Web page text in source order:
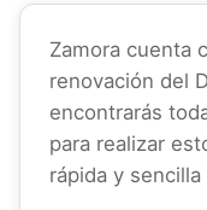
Zamora cuenta
renovación del
encontrarás
para realizar
rápida y